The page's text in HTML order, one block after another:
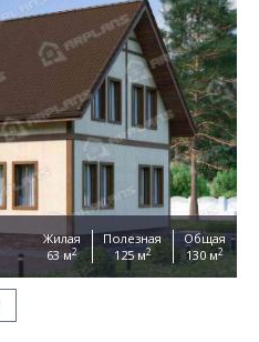
Жилая
63 м2
Полезная
125 м2
Общая
130 м2